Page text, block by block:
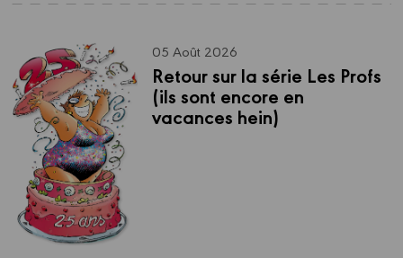
05 Août 2026
Retour sur la série Les Profs
(ils sont encore en
vacances hein)